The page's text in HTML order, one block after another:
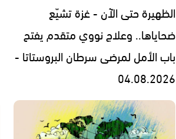
الظهيرة حتى الآن - غزة تشيّع
ضحاياها.. وعلاج نووي متقدم يفتح
باب الأمل لمرضى سرطان البروستاتا -
04.08.2026